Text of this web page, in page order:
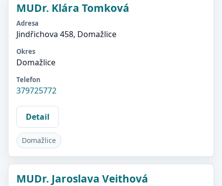
MUDr. Klára Tomková
Adresa
Jindřichova 458, Domažlice
Okres
Domažlice
Telefon
379725772
Detail
Domažlice
MUDr. Jaroslava Veithová